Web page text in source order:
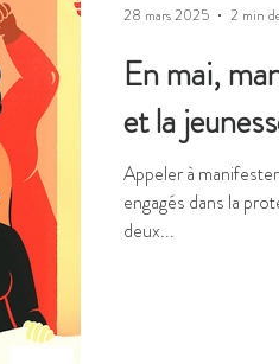
En mai,
et la
Appeler à
engagés dans la
deux...
28 mars 2025 2 min